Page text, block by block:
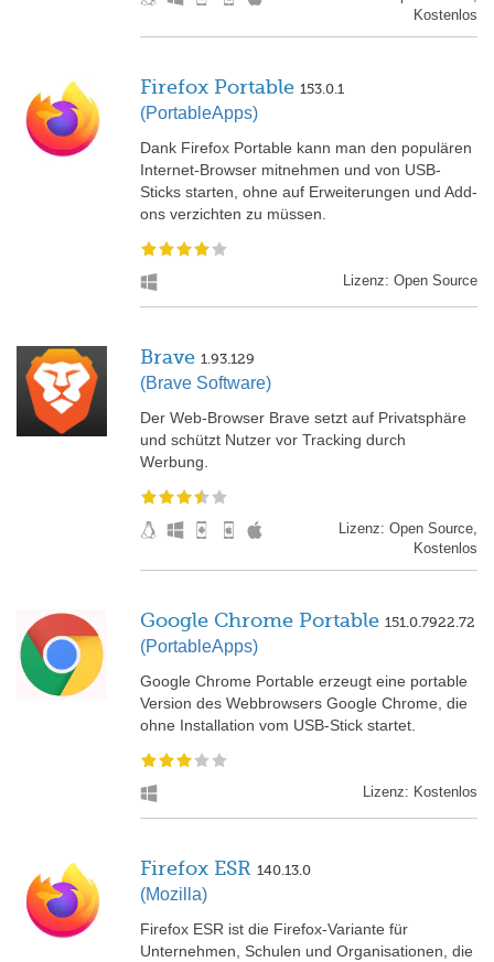
Kostenlos
Firefox Portable 153.0.1
(PortableApps)
Dank Firefox Portable kann man den populären
Internet-Browser mitnehmen und von USB-
Sticks starten, ohne auf Erweiterungen und Add-
ons verzichten zu müssen.
Lizenz: Open Source
Brave 1.93.129
(Brave Software)
Der Web-Browser Brave setzt auf Privatsphäre
und schützt Nutzer vor Tracking durch
Werbung.
Lizenz: Open Source,
Kostenlos
Google Chrome Portable 151.0.7922.72
(PortableApps)
Google Chrome Portable erzeugt eine portable
Version des Webbrowsers Google Chrome, die
ohne Installation vom USB-Stick startet.
Lizenz: Kostenlos
Firefox ESR 140.13.0
(Mozilla)
Firefox ESR ist die Firefox-Variante für
Unternehmen, Schulen und Organisationen, die